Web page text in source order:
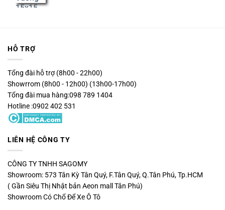
HỖ TRỢ
Tổng đài hỗ trợ (8h00 - 22h00)
Showrrom (8h00 - 12h00) (13h00-17h00)
Tổng đài mua hàng:098 789 1404
Hotline :0902 402 531
LIÊN HỆ CÔNG TY
CÔNG TY TNHH SAGOMY
Showroom: 573 Tân Kỳ Tân Quý, F.Tân Quý, Q.Tân Phú, Tp.HCM
( Gần Siêu Thị Nhật bản Aeon mall Tân Phú)
Showroom Có Chổ Để Xe Ô Tô